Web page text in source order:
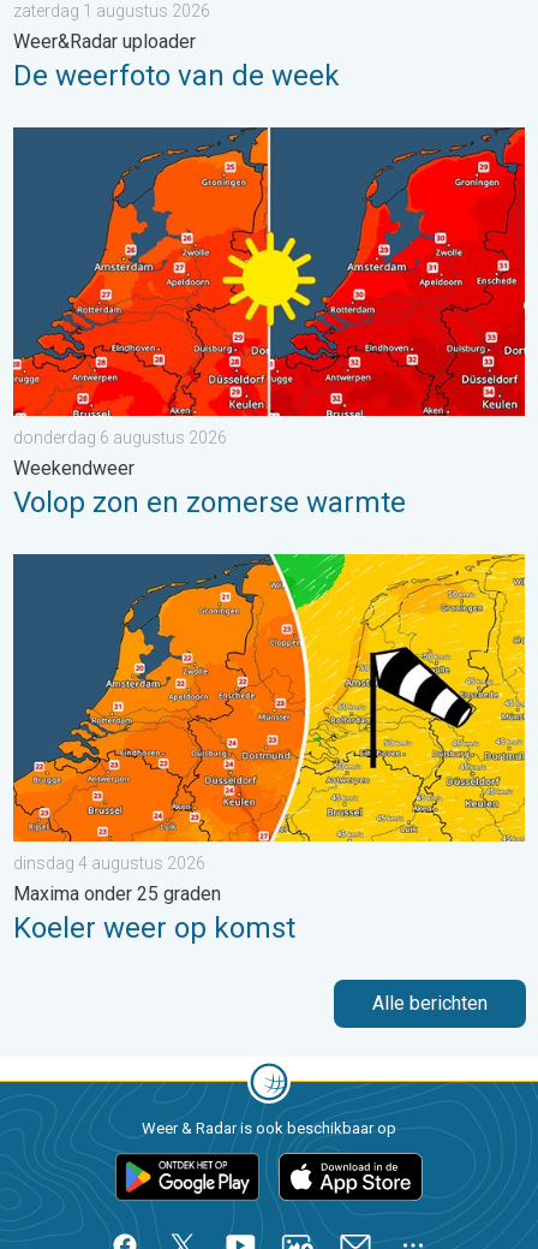
zaterdag 1 augustus 2026
Weer&Radar uploader
De weerfoto van de week
Volop zon en zomerse warmte. Weekendweer. . . donderdag
donderdag 6 augustus 2026
Weekendweer
Volop zon en zomerse warmte
Koeler weer op komst. Maxima onder 25 graden. . . dinsdag
dinsdag 4 augustus 2026
Maxima onder 25 graden
Koeler weer op komst
Alle berichten
Weer & Radar is ook beschikbaar op